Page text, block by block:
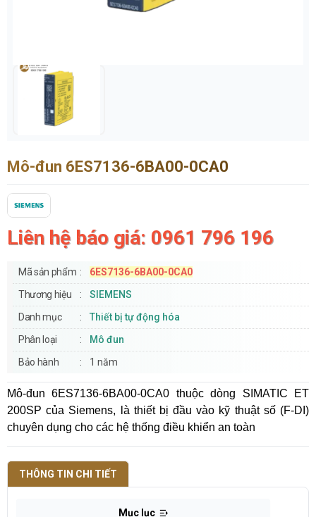
Mô-đun 6ES7136-6BA00-0CA0
Liên hệ báo giá: 0961 796 196
Mã sản phẩm
6ES7136-6BA00-0CA0
Thương hiệu
SIEMENS
Danh mục
Thiết bị tự động hóa
Phân loại
Mô đun
Bảo hành
1 năm
Mô-đun 6ES7136-6BA00-0CA0 thuộc dòng SIMATIC ET
200SP của Siemens, là thiết bị đầu vào kỹ thuật số (F-DI)
chuyên dụng cho các hệ thống điều khiển an toàn
THÔNG TIN CHI TIẾT
Mục lục